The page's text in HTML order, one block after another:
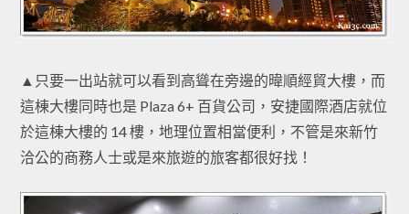
▲只要一出站就可以看到高聳在旁邊的暐順經貿大樓，而
這棟大樓同時也是 Plaza 6+ 百貨公司，安捷國際酒店就位
於這棟大樓的 14 樓，地理位置相當便利，不管是來新竹
洽公的商務人士或是來旅遊的旅客都很好找！